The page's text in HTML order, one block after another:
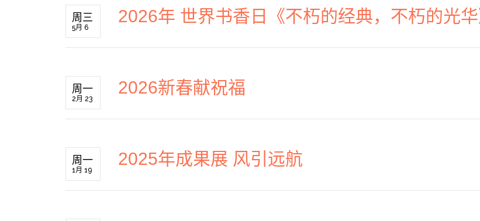
周三
5月 6
2026年 世界书香日《不朽的经典，不朽的光华
周一
2月 23
2026新春献祝福
周一
1月 19
2025年成果展 风引远航